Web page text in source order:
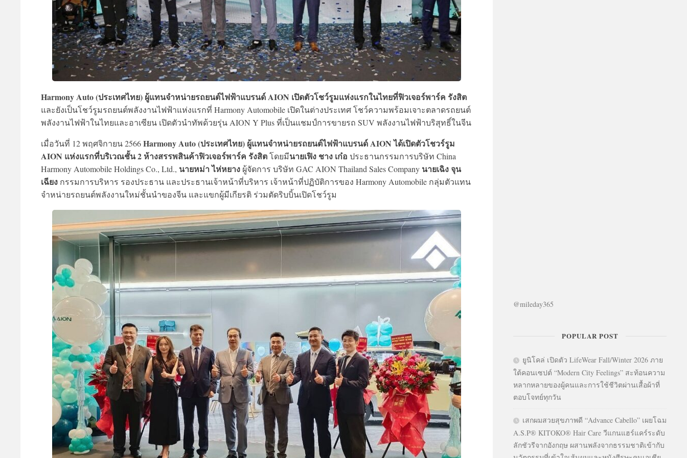
Harmony Auto (ประเทศไทย) ผู้แทนจำหน่ายรถยนต์ไฟฟ้าแบรนด์ AION เปิดตัวโชว์รูมแห่งแรกในไทยที่ฟิวเจอร์พาร์ค รังสิต
และยังเป็นโชว์รูมรถยนต์พลังงานไฟฟ้าแห่งแรกที่ Harmony Automobile เปิดในต่างประเทศ โชว์ความพร้อมเจาะตลาดรถยนต์
พลังงานไฟฟ้าในไทยและอาเซียน เปิดตัวนำทัพด้วยรุ่น AION Y Plus ที่เป็นแชมป์การขายรถ SUV พลังงานไฟฟ้าบริสุทธิ์ในจีน
เมื่อวันที่ 12 พฤศจิกายน 2566Harmony Auto (ประเทศไทย) ผู้แทนจำหน่ายรถยนต์ไฟฟ้าแบรนด์ AION ได้เปิดตัวโชวร์รูม
AION แห่งแรกที่บริเวณชั้น 2 ห้างสรรพสินค้าฟิวเจอร์พาร์ค รังสิตโดยมีนายเฟิง ชาง เก๋อ ประธานกรรมการบริษัท China
Harmony Automobile Holdings Co., Ltd., นายหม่า ไห่หยาง ผู้จัดการ บริษัท GAC AION Thailand Sales Company นายเฉิง จุน
เฉียง กรรมการบริหาร รองประธาน และประธานเจ้าหน้าที่บริหาร เจ้าหน้าที่ปฏิบัติการของ Harmony Automobile กลุ่มตัวแทน
จำหน่ายรถยนต์พลังงานใหม่ชั้นนำของจีน และแขกผู้มีเกียรติ ร่วมตัดริบบิ้นเปิดโชว์รูม
@mileday365
POPULAR POST
ยูนิโคล่ เปิดตัว LifeWear Fall/Winter 2026 ภาย
ใต้คอนเซปต์ “Modern City Feelings” สะท้อนความ
หลากหลายของผู้คนและการใช้ชีวิตผ่านเสื้อผ้าที่
ตอบโจทย์ทุกวัน
เสกผมสวยสุขภาพดี “Advance Cabello” เผยโฉม
A.S.P® KITOKO® Hair Care วีแกนแฮร์แคร์ระดับ
ลักชัวรีจากอังกฤษ ผสานพลังจากธรรมชาติเข้ากับ